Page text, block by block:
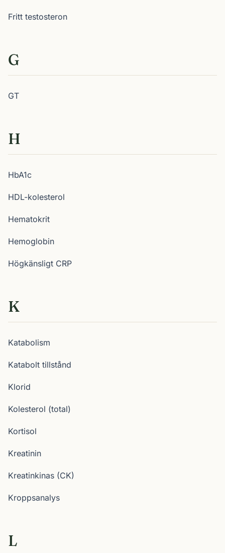
Fritt testosteron
G
GT
H
HbA1c
HDL-kolesterol
Hematokrit
Hemoglobin
Högkänsligt CRP
K
Katabolism
Katabolt tillstånd
Klorid
Kolesterol (total)
Kortisol
Kreatinin
Kreatinkinas (CK)
Kroppsanalys
L